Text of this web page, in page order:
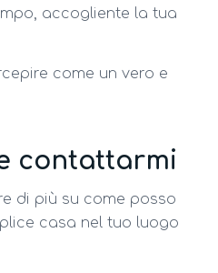
accogliente la tua
come un vero e
contattarmi
di più su come posso
casa nel tuo luogo